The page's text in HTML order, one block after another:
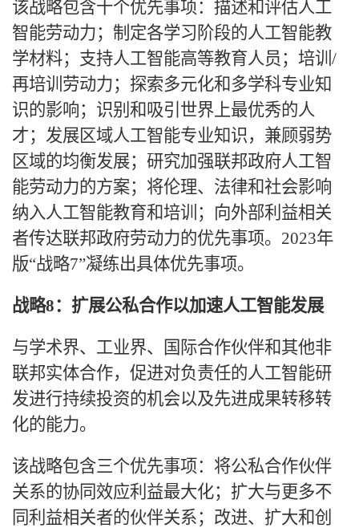
该战略包含十个优先事项：描述和评估人工
智能劳动力；制定各学习阶段的人工智能教
学材料；支持人工智能高等教育人员；培训 /
再培训劳动力；探索多元化和多学科专业知
识的影响；识别和吸引世界上最优秀的人
才；发展区域人工智能专业知识，兼顾弱势
区域的均衡发展；研究加强联邦政府人工智
能劳动力的方案；将伦理、法律和社会影响
纳入人工智能教育和培训；向外部利益相关
者传达联邦政府劳动力的优先事项。2023年
版“战略7”凝练出具体优先事项。
战略8：扩展公私合作以加速人工智能发展
与学术界、工业界、国际合作伙伴和其他非
联邦实体合作，促进对负责任的人工智能研
发进行持续投资的机会以及先进成果转移转
化的能力。
该战略包含三个优先事项：将公私合作伙伴
关系的协同效应利益最大化；扩大与更多不
同利益相关者的伙伴关系；改进、扩大和创